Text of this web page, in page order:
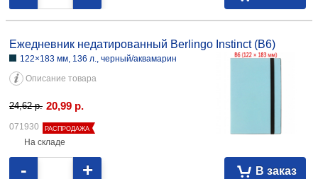
36,36р.
083971
На складе
- +
Ежедневник недатированный Berlingo Instinct (В6)
122×183 мм, 136 л., черный/аквамарин
Описание товара